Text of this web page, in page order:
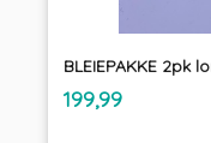
Pris
199,99